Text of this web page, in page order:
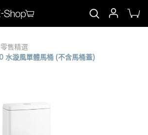
零售精選
水漩風單體馬桶 (不含馬桶蓋)